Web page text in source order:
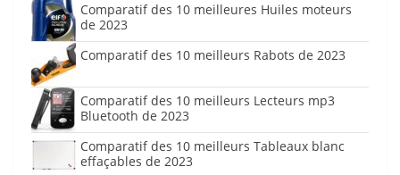
Comparatif des 10 meilleures Huiles moteurs
de 2023
Comparatif des 10 meilleurs Rabots de 2023
Comparatif des 10 meilleurs Lecteurs mp3
Bluetooth de 2023
Comparatif des 10 meilleurs Tableaux blanc
effaçables de 2023